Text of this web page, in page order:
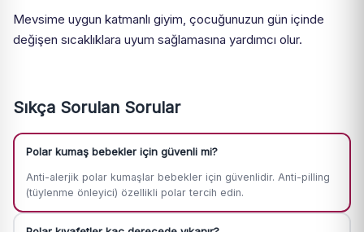
Mevsime uygun katmanlı giyim, çocuğunuzun gün içinde
değişen sıcaklıklara uyum sağlamasına yardımcı olur.
Sıkça Sorulan Sorular
Polar kumaş bebekler için güvenli mi?
Anti-alerjik polar kumaşlar bebekler için güvenlidir. Anti-pilling
(tüylenme önleyici) özellikli polar tercih edin.